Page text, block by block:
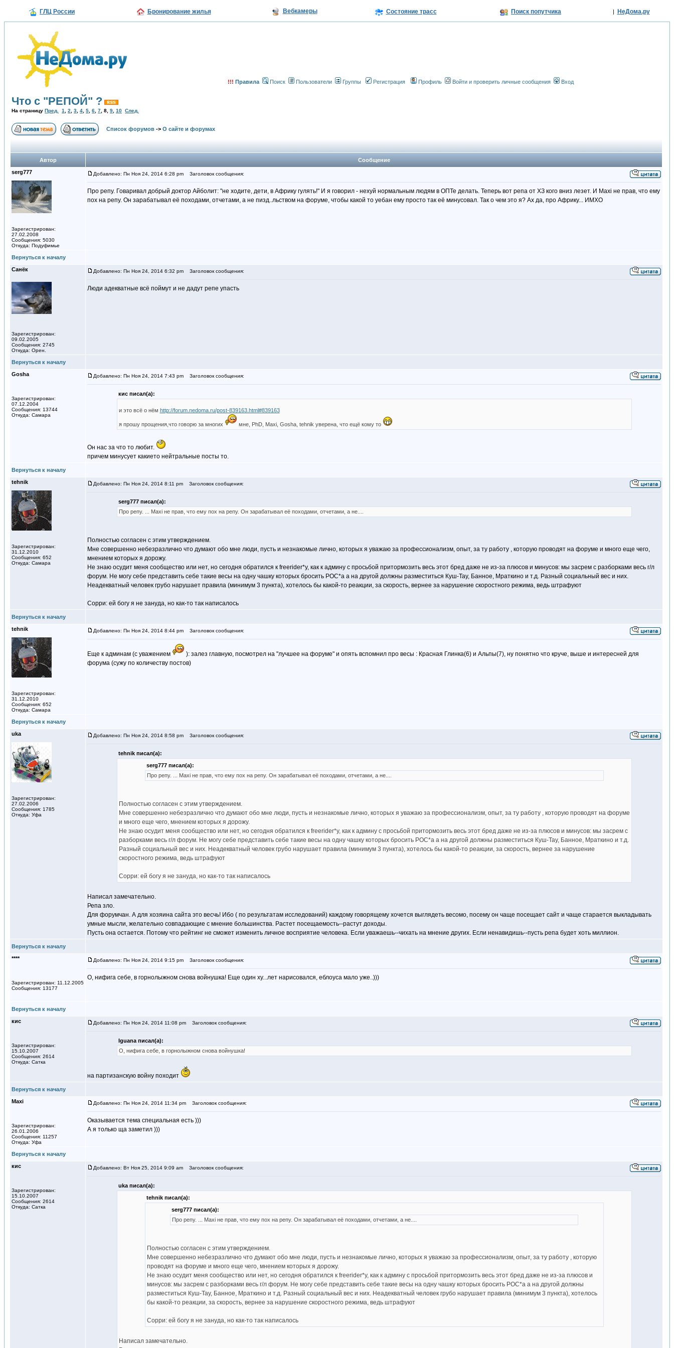
ГЛЦ России Бронирование жилья Вебкамеры Состояние трасс Поиск попутчика | НеДома.ру
!!! Правила Поиск Пользователи Группы Регистрация Профиль Войти и проверить личные сообщения Вход
Что с "РЕПОЙ" ?
На страницу Пред. 1 2 3 4 5 6 7 8 9 10 След.
Список форумов -> О сайте и форумах
Автор
Сообщение
serg777
Зарегистрирован:
27.02.2008
Сообщения: 5030
Откуда: Подуфимье
Добавлено: Пн Ноя 24, 2014 6:28 pm Заголовок сообщения:
Про репу. Говаривал добрый доктор Айболит: "не ходите, дети, в Африку гулять!" И я говорил - нехуй нормальным людям в ОПТе делать. Теперь вот репа от ХЗ кого вниз лезет. И Махi не прав, что ему
пох на репу. Он зарабатывал её походами, отчетами, а не пизд..льством на форуме, чтобы какой то уебан ему просто так её минусовал. Так о чем это я? Ах да, про Африку... ИМХО
Вернуться к началу
Санёк
Зарегистрирован:
09.02.2005
Сообщения: 2745
Откуда: Орен.
Добавлено: Пн Ноя 24, 2014 6:32 pm Заголовок сообщения:
Люди адекватные всё поймут и не дадут репе упасть
Вернуться к началу
Gosha
Зарегистрирован:
07.12.2004
Сообщения: 13744
Откуда: Самара
Добавлено: Пн Ноя 24, 2014 7:43 pm Заголовок сообщения:
кис писал(а):
и это всё о нём http://forum.nedoma.ru/post-839163.html#839163
я прошу прощения,что говорю за многих мне, PhD, Maxi, Gosha, tehnik уверена, что ещё кому то
Он нас за что то любит.
причем минусует какието нейтральные посты то.
Вернуться к началу
tehnik
Зарегистрирован:
31.12.2010
Сообщения: 652
Откуда: Самара
Добавлено: Пн Ноя 24, 2014 8:11 pm Заголовок сообщения:
serg777 писал(а):
Про репу. ... Махi не прав, что ему пох на репу. Он зарабатывал её походами, отчетами, а не....
Полностью согласен с этим утверждением.
Мне совершенно небезразлично что думают обо мне люди, пусть и незнакомые лично, которых я уважаю за профессионализм, опыт, за ту работу , которую проводят на форуме и много еще чего,
мнением которых я дорожу.
Не знаю осудит меня сообщество или нет, но сегодня обратился к freerider*у, как к админу с просьбой притормозить весь этот бред даже не из-за плюсов и минусов: мы засрем с разборками весь г/л
форум. Не могу себе представить себе такие весы на одну чашку которых бросить РОС*а а на другой должны разместиться Куш-Тау, Банное, Мраткино и т.д. Разный социальный вес и них.
Неадекватный человек грубо нарушает правила (минимум 3 пункта), хотелось бы какой-то реакции, за скорость, вернее за нарушение скоростного режима, ведь штрафуют
Сорри: ей богу я не зануда, но как-то так написалось
Вернуться к началу
tehnik
Зарегистрирован:
31.12.2010
Сообщения: 652
Откуда: Самара
Добавлено: Пн Ноя 24, 2014 8:44 pm Заголовок сообщения:
Еще к админам (с уважением
): залез главную, посмотрел на "лучшее на форуме" и опять вспомнил про весы : Красная Глинка(6) и Альпы(7), ну понятно что круче, выше и интересней для
форума (сужу по количеству постов)
Вернуться к началу
uka
Зарегистрирован:
27.02.2006
Сообщения: 1785
Откуда: Уфа
Добавлено: Пн Ноя 24, 2014 8:58 pm Заголовок сообщения:
tehnik писал(а):
serg777 писал(а):
Про репу. ... Махi не прав, что ему пох на репу. Он зарабатывал её походами, отчетами, а не....
Полностью согласен с этим утверждением.
Мне совершенно небезразлично что думают обо мне люди, пусть и незнакомые лично, которых я уважаю за профессионализм, опыт, за ту работу , которую проводят на форуме
и много еще чего, мнением которых я дорожу.
Не знаю осудит меня сообщество или нет, но сегодня обратился к freerider*у, как к админу с просьбой притормозить весь этот бред даже не из-за плюсов и минусов: мы засрем с
разборками весь г/л форум. Не могу себе представить себе такие весы на одну чашку которых бросить РОС*а а на другой должны разместиться Куш-Тау, Банное, Мраткино и т.д.
Разный социальный вес и них. Неадекватный человек грубо нарушает правила (минимум 3 пункта), хотелось бы какой-то реакции, за скорость, вернее за нарушение
скоростного режима, ведь штрафуют
Сорри: ей богу я не зануда, но как-то так написалось
Написал замечательно.
Репа зло.
Для форумчан. А для хозяина сайта это весчь! Ибо ( по результатам исследований) каждому говорящему хочется выглядеть весомо, посему он чаще посещает сайт и чаще старается выкладывать
умные мысли, желательно совпадающие с мнение большинства. Растет посещаемость--растут доходы.
Пусть она остается. Потому что рейтинг не сможет изменить личное восприятие человека. Если уважаешь--чихать на мнение других. Если ненавидишь--пусть репа будет хоть миллион.
Вернуться к началу
****
Зарегистрирован: 11.12.2005
Сообщения: 13177
Добавлено: Пн Ноя 24, 2014 9:15 pm Заголовок сообщения:
О, нифига себе, в горнолыжном снова войнушка! Еще один ху...лет нарисовался, еблоуса мало уже..)))
Вернуться к началу
кис
Зарегистрирован:
15.10.2007
Сообщения: 2614
Откуда: Сатка
Добавлено: Пн Ноя 24, 2014 11:08 pm Заголовок сообщения:
Iguana писал(а):
О, нифига себе, в горнолыжном снова войнушка!
на партизанскую войну походит
Вернуться к началу
Maxi
Зарегистрирован:
26.01.2006
Сообщения: 11257
Откуда: Уфа
Добавлено: Пн Ноя 24, 2014 11:34 pm Заголовок сообщения:
Оказывается тема специальная есть )))
А я только ща заметил )))
Вернуться к началу
кис
Зарегистрирован:
15.10.2007
Сообщения: 2614
Откуда: Сатка
Добавлено: Вт Ноя 25, 2014 9:09 am Заголовок сообщения:
uka писал(а):
tehnik писал(а):
serg777 писал(а):
Про репу. ... Махi не прав, что ему пох на репу. Он зарабатывал её походами, отчетами, а не....
Полностью согласен с этим утверждением.
Мне совершенно небезразлично что думают обо мне люди, пусть и незнакомые лично, которых я уважаю за профессионализм, опыт, за ту работу , которую
проводят на форуме и много еще чего, мнением которых я дорожу.
Не знаю осудит меня сообщество или нет, но сегодня обратился к freerider*у, как к админу с просьбой притормозить весь этот бред даже не из-за плюсов и
минусов: мы засрем с разборками весь г/л форум. Не могу себе представить себе такие весы на одну чашку которых бросить РОС*а а на другой должны
разместиться Куш-Тау, Банное, Мраткино и т.д. Разный социальный вес и них. Неадекватный человек грубо нарушает правила (минимум 3 пункта), хотелось
бы какой-то реакции, за скорость, вернее за нарушение скоростного режима, ведь штрафуют
Сорри: ей богу я не зануда, но как-то так написалось
Написал замечательно.